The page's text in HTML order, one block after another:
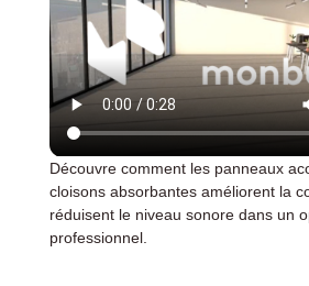
Découvre comment les panneaux
cloisons absorbantes améliorent la
réduisent le niveau sonore dans un
professionnel.